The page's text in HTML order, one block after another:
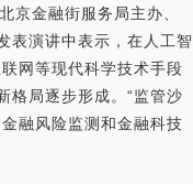
京金融街服务局主办、
表演讲中表示，在人工智
网等现代科学技术手段
格局逐步形成。“监管沙
融风险监测和金融科技